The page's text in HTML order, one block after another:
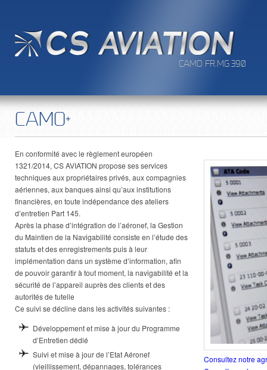
CAMO FR.MG.390
CAMO+
En conformité avec le règlement européen
1321/2014, CS AVIATION propose ses services
techniques aux propriétaires privés, aux compagnies
aériennes, aux banques ainsi qu’aux institutions
financières, en toute indépendance des ateliers
d’entretien Part 145.
Après la phase d’intégration de l’aéronef, la Gestion
du Maintien de la Navigabilité consiste en l’étude des
statuts et des enregistrements puis à leur
implémentation dans un système d’information, afin
de pouvoir garantir à tout moment, la navigabilité et la
sécurité de l’appareil auprès des clients et des
autorités de tutelle
Ce suivi se décline dans les activités suivantes :
Développement et mise à jour du Programme
d’Entretien dédié
Suivi et mise à jour de l’Etat Aéronef
(vieillissement, dépannages, tolérances
Consultez notre